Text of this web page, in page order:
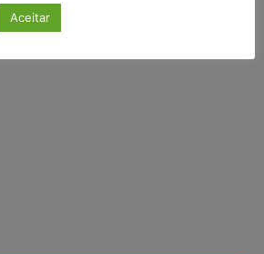
Aceitar